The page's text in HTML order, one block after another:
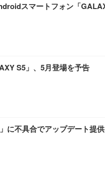
スマートフォン「
S5」、5月登場を予告
に不具合でアップデート提供